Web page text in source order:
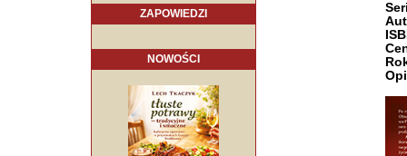
ZAPOWIEDZI
NOWOŚCI